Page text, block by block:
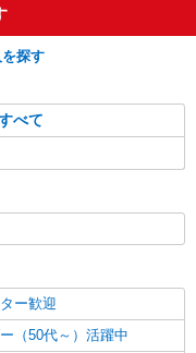
探す
べて
ー歓迎
（50代～）活躍中